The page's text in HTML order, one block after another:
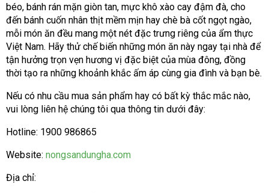
béo, bánh rán mặn giòn tan, mực khô xào cay đậm đà, cho
đến bánh cuốn nhân thịt mềm mịn hay chè bà cốt ngọt ngào,
mỗi món ăn đều mang một nét đặc trưng riêng của ẩm thực
Việt Nam. Hãy thử chế biến những món ăn này ngay tại nhà để
tận hưởng trọn vẹn hương vị đặc biệt của mùa đông, đồng
thời tạo ra những khoảnh khắc ấm áp cùng gia đình và bạn bè.
Nếu có nhu cầu mua sản phẩm hay có bất kỳ thắc mắc nào,
vui lòng liên hệ chúng tôi qua thông tin dưới đây:
Hotline: 1900 986865
Website: nongsandungha.com
Địa chỉ: